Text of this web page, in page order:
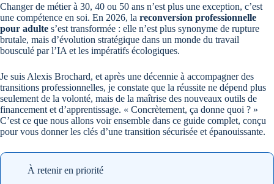
Changer de métier à 30, 40 ou 50 ans n’est plus une exception, c’est
une compétence en soi. En 2026, la reconversion professionnelle
pour adulte s’est transformée : elle n’est plus synonyme de rupture
brutale, mais d’évolution stratégique dans un monde du travail
bousculé par l’IA et les impératifs écologiques.
Je suis Alexis Brochard, et après une décennie à accompagner des
transitions professionnelles, je constate que la réussite ne dépend plus
seulement de la volonté, mais de la maîtrise des nouveaux outils de
financement et d’apprentissage. « Concrètement, ça donne quoi ? »
C’est ce que nous allons voir ensemble dans ce guide complet, conçu
pour vous donner les clés d’une transition sécurisée et épanouissante.
À retenir en priorité